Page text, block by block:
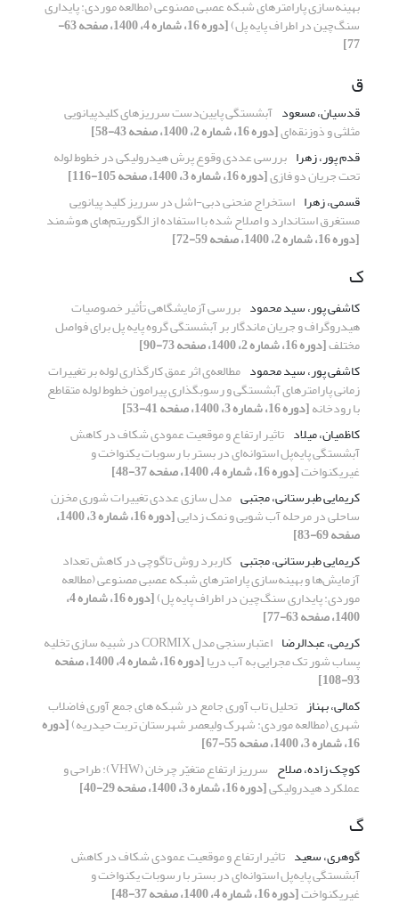
بهینه‌سازی پارامتر‌‌های شبکه عصبی مصنوعی (مطالعه موردی: پایداری
سنگ‌چین در اطراف پایه‌‌ پل) [دوره 16، شماره 4، 1400، صفحه 63-
77]
ق
قدسیان، مسعود آبشستگی پایین‌دست سرریزهای کلید‌پیانویی
مثلثی و ذوزنقه‌ای[دوره 16، شماره 2، 1400، صفحه 43-58]
قدم پور، زهرا بررسی عددی وقوع پرش هیدرولیکی در خطوط لوله
تحت جریان دو فازی[دوره 16، شماره 3، 1400، صفحه 105-116]
قسمی، زهرا استخراج منحنی دبی-اشل در سرریز کلید پیانویی
مستغرق استاندارد و اصلاح شده با استفاده از الگوریتم‌های هوشمند
[دوره 16، شماره 2، 1400، صفحه 59-72]
ک
کاشفی پور، سید محمود بررسی آزمایشگاهی تأثیر خصوصیات
هیدروگراف و جریان ماندگار بر آبشستگی گروه پایه پل برای فواصل
مختلف[دوره 16، شماره 2، 1400، صفحه 73-90]
کاشفی پور، سید محمود مطالعه‌ی اثر عمق کارگذاری لوله بر تغییرات
زمانی پارامترهای آبشستگی و رسوبگذاری پیرامون خطوط لوله متقاطع
با رودخانه[دوره 16، شماره 3، 1400، صفحه 41-53]
کاظمیان، میلاد تاثیر ارتفاع و موقعیت عمودی شکاف در کاهش
آبشستگی پایه‌پل استوانه‌ای در بستر با رسوبات یکنواخت و
غیر‌یکنواخت[دوره 16، شماره 4، 1400، صفحه 37-48]
کریمایی طبرستانی، مجتبی مدل سازی عددی تغییرات شوری مخزن
ساحلی در مرحله آب شویی و نمک زدایی [دوره 16، شماره 3، 1400،
صفحه 69-83]
کریمایی طبرستانی، مجتبی کاربرد روش تاگوچی در کاهش تعداد
آزمایش‌ها و بهینه‌سازی پارامتر‌‌های شبکه عصبی مصنوعی (مطالعه
موردی: پایداری سنگ‌چین در اطراف پایه‌‌ پل) [دوره 16، شماره 4،
1400، صفحه 63-77]
کریمی، عبدالرضا
اعتبارسنجی مدل CORMIX در شبیه سازی تخلیه
پساب شور تک مجرایی به آب دریا [دوره 16، شماره 4، 1400، صفحه
93-108]
کمالی، بهناز تحلیل تاب آوری جامع در شبکه های جمع آوری فاضلاب
شهری (مطالعه موردی: شهرک ولیعصر شهرستان تربت حیدریه)[دوره
16، شماره 3، 1400، صفحه 55-67]
کوچک زاده، صلاح
سرریز ارتفاع متغیّر چرخان (VHW): طراحی و
عملکرد هیدرولیکی[دوره 16، شماره 3، 1400، صفحه 29-40]
گ
گوهری، سعید تاثیر ارتفاع و موقعیت عمودی شکاف در کاهش
آبشستگی پایه‌پل استوانه‌ای در بستر با رسوبات یکنواخت و
غیر‌یکنواخت[دوره 16، شماره 4، 1400، صفحه 37-48]